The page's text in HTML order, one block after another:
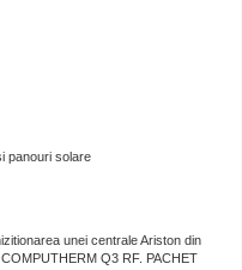
panouri solare
unei centrale Ariston din
Q3 RF. PACHET